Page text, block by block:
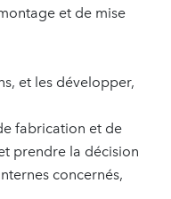
et de mise
et les développer,
fabrication et de
prendre la décision
concernés,